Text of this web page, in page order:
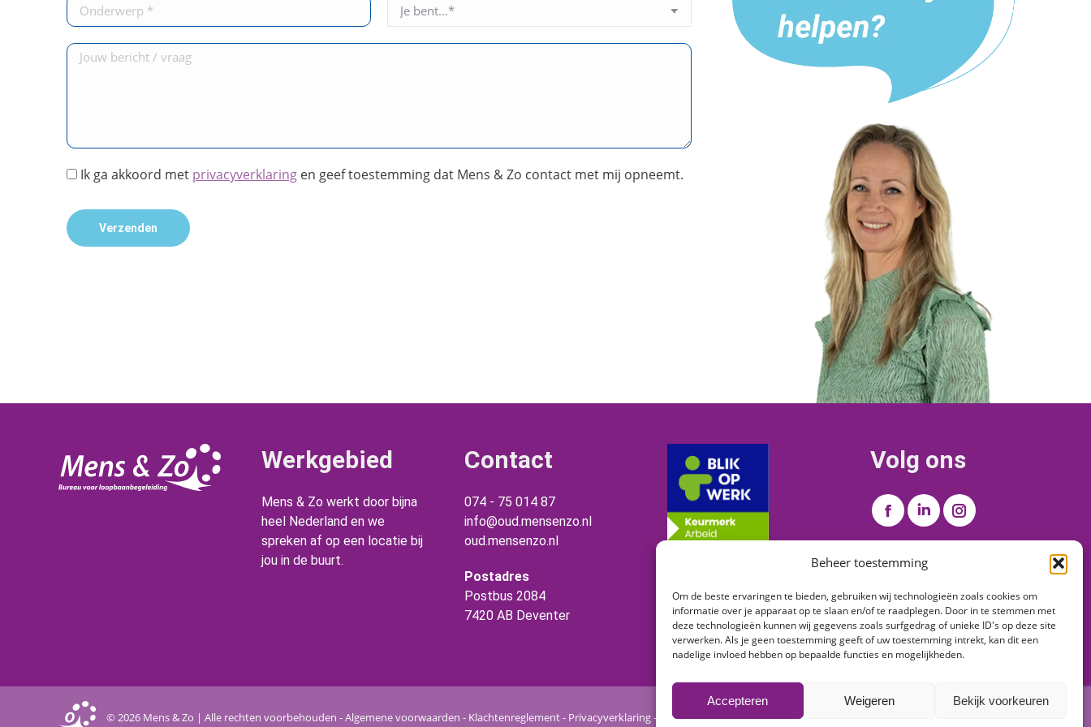
Beheer toestemming
Om de beste ervaringen te bieden, gebruiken wij technologieën zoals cookies om
informatie over je apparaat op te slaan en/of te raadplegen. Door in te stemmen met
deze technologieën kunnen wij gegevens zoals surfgedrag of unieke ID's op deze site
verwerken. Als je geen toestemming geeft of uw toestemming intrekt, kan dit een
nadelige invloed hebben op bepaalde functies en mogelijkheden.
Accepteren Weigeren Bekijk voorkeuren
Ik ga akkoord met privacyverklaring en geef toestemming dat Mens & Zo contact met mij opneemt.
Werkgebied
Mens & Zo werkt door bijna
heel Nederland en we
spreken af op een locatie bij
jou in de buurt.
Contact
074 - 75 014 87
info@oud.mensenzo.nl
oud.mensenzo.nl
Postadres
Postbus 2084
7420 AB Deventer
Volg ons
Vind ons op:
Facebook
page
opens
new
window
Linkedin
page
opens
new
window
Instagram
page
new
window
© 2026 Mens & Zo | Alle rechten voorbehouden -Algemene voorwaarden - Klachtenreglement- Privacyverklaring- Sitemap